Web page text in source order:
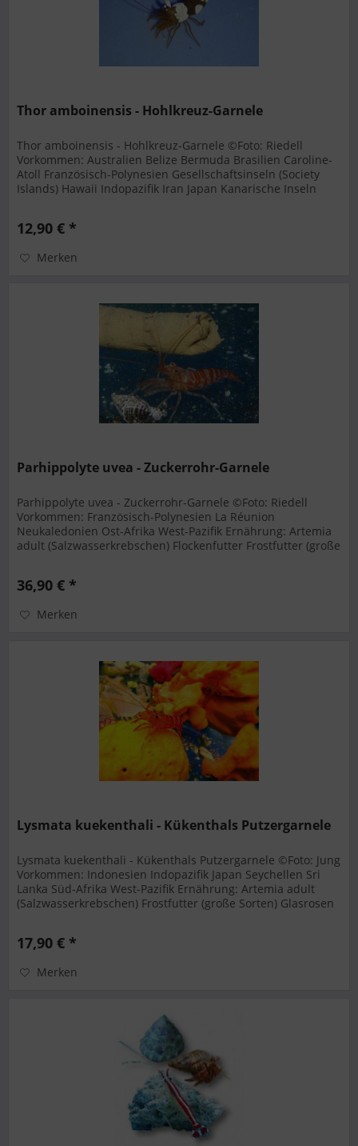
Thor amboinensis - Hohlkreuz-Garnele
Thor amboinensis - Hohlkreuz-Garnele ©Foto: Riedell
Vorkommen: Australien Belize Bermuda Brasilien Caroline-
Atoll Französisch-Polynesien Gesellschaftsinseln (Society
Islands) Hawaii Indopazifik Iran Japan Kanarische Inseln
12,90 € *
Merken
Parhippolyte uvea - Zuckerrohr-Garnele
Parhippolyte uvea - Zuckerrohr-Garnele ©Foto: Riedell
Vorkommen: Französisch-Polynesien La Réunion
Neukaledonien Ost-Afrika West-Pazifik Ernährung: Artemia
adult (Salzwasserkrebschen) Flockenfutter Frostfutter (große
36,90 € *
Merken
Lysmata kuekenthali - Kükenthals Putzergarnele
Lysmata kuekenthali - Kükenthals Putzergarnele ©Foto: Jung
Vorkommen: Indonesien Indopazifik Japan Seychellen Sri
Lanka Süd-Afrika West-Pazifik Ernährung: Artemia adult
(Salzwasserkrebschen) Frostfutter (große Sorten) Glasrosen
17,90 € *
Merken